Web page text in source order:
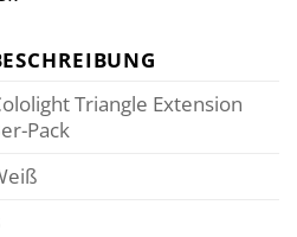
Triangle Extension
Pack